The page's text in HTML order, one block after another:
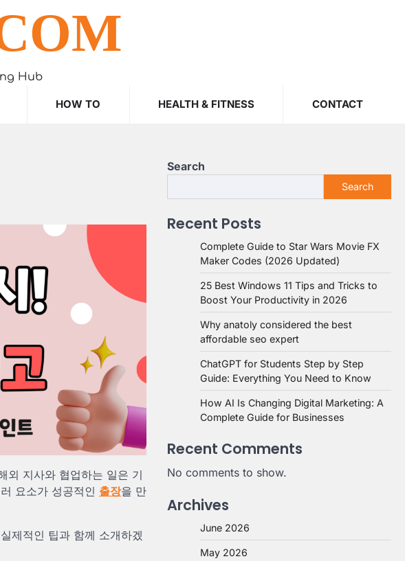
Hub
HOW TO HEALTH & FITNESS CONTACT
외 지사와 협업하는 일은 기
요소가 성공적인 출장을 만
제적인 팁과 함께 소개하겠
Search
Search
Recent Posts
Complete Guide to Star Wars Movie FX
Maker Codes (2026 Updated)
25 Best Windows 11 Tips and Tricks to
Boost Your Productivity in 2026
Why anatoly considered the best
affordable seo expert
ChatGPT for Students Step by Step
Guide: Everything You Need to Know
How AI Is Changing Digital Marketing: A
Complete Guide for Businesses
Recent Comments
No comments to show.
Archives
June 2026
May 2026